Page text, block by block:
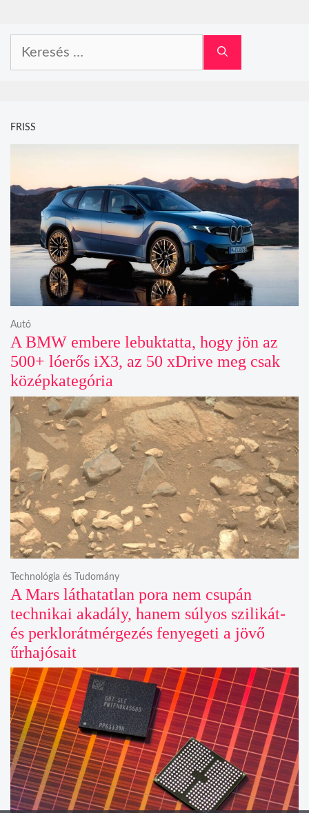
FRISS
A BMW embere lebuktatta, hogy jön az
500+ lóerős iX3, az 50 xDrive meg csak
középkategória
Autó
A Mars láthatatlan pora nem csupán
technikai akadály, hanem súlyos szilikát-
és perklorátmérgezés fenyegeti a jövő
űrhajósait
Technológia és Tudomány